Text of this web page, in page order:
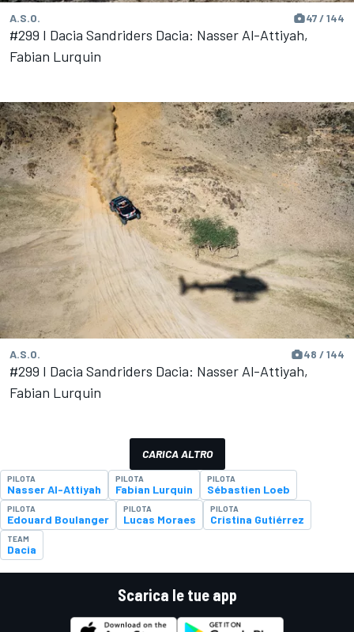
A.S.O. 47 / 144
#299 I Dacia Sandriders Dacia: Nasser Al-Attiyah,
Fabian Lurquin
A.S.O. 48 / 144
#299 I Dacia Sandriders Dacia: Nasser Al-Attiyah,
Fabian Lurquin
CARICA ALTRO
PILOTA
Nasser Al-Attiyah
PILOTA
Fabian Lurquin
PILOTA
Sébastien Loeb
PILOTA
Edouard Boulanger
PILOTA
Lucas Moraes
PILOTA
Cristina Gutiérrez
TEAM
Dacia
Scarica le tue app